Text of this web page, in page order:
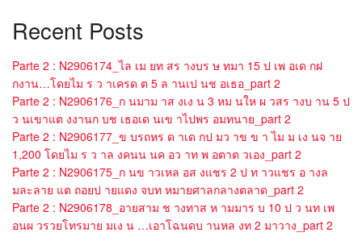
Recent Posts
Parte 2 : N2906174_ไล เม ยท สร างบร ษ ทมา 15 ป เพ อเด กฝ
กงาน…โดยไม ร ว าเครด ต 5 ล านเป นช อเธอ_part 2
Parte 2 : N2906176_ก นมาม าส งเง น 3 หม นให ผ วสร างบ าน 5 ป
ว นเขาแต งงานก บช เธอเด นเข าไปพร อมทนาย_part 2
Parte 2 : N2906177_ข บรถหร ด าเด กป มว าข ข า ไม ม เง นจ าย
1,200 โดยไม ร ว าล งคนน นค อว าท พ อตาต วเอง_part 2
Parte 2 : N2906175_ก นข าวเหล อส งแชร 2 ป ท าวแชร อ างล
มละลาย แต ถอยป ายแดง จบท หมายศาลกลางตลาด_part 2
Parte 2 : N2906178_อายสาม ช างทาส ห ามมาร บ 10 ป ว นท เพ
อนผ วรวยโทรมาย มเง น …เอาโฉนดบ านหล งท 2 มาวาง_part 2